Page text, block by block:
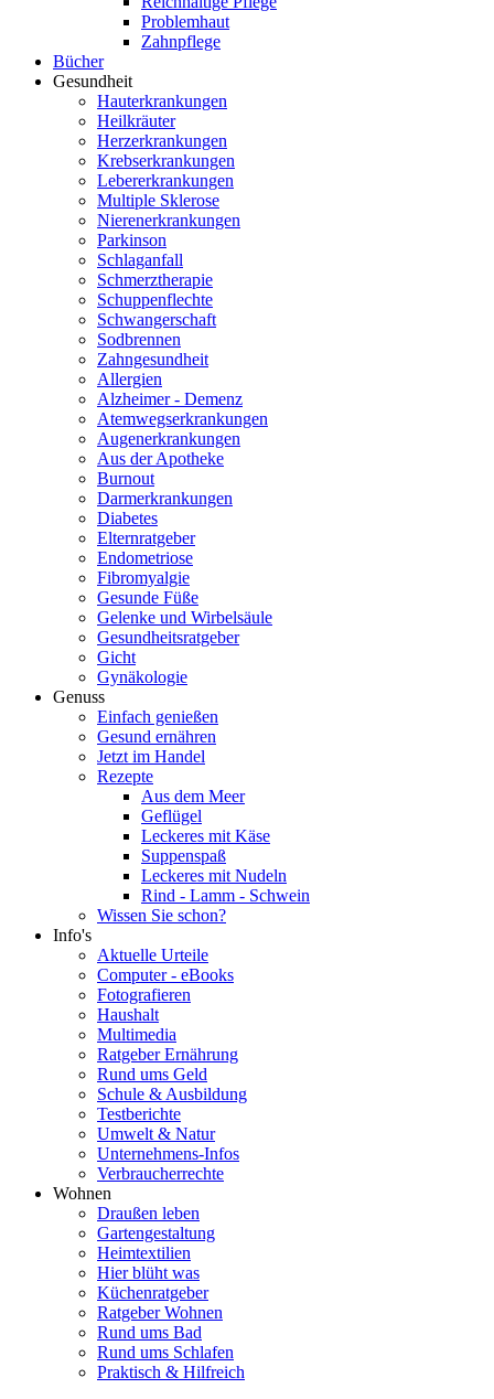
Problemhaut
Zahnpflege
Bücher
Gesundheit
Hauterkrankungen
Heilkräuter
Herzerkrankungen
Krebserkrankungen
Lebererkrankungen
Multiple Sklerose
Nierenerkrankungen
Parkinson
Schlaganfall
Schmerztherapie
Schuppenflechte
Schwangerschaft
Sodbrennen
Zahngesundheit
Allergien
Alzheimer - Demenz
Atemwegserkrankungen
Augenerkrankungen
Aus der Apotheke
Burnout
Darmerkrankungen
Diabetes
Elternratgeber
Endometriose
Fibromyalgie
Gesunde Füße
Gelenke und Wirbelsäule
Gesundheitsratgeber
Gicht
Gynäkologie
Genuss
Einfach genießen
Gesund ernähren
Jetzt im Handel
Rezepte
Aus dem Meer
Geflügel
Leckeres mit Käse
Suppenspaß
Leckeres mit Nudeln
Rind - Lamm - Schwein
Wissen Sie schon?
Info's
Aktuelle Urteile
Computer - eBooks
Fotografieren
Haushalt
Multimedia
Ratgeber Ernährung
Rund ums Geld
Schule & Ausbildung
Testberichte
Umwelt & Natur
Unternehmens-Infos
Verbraucherrechte
Wohnen
Draußen leben
Gartengestaltung
Heimtextilien
Hier blüht was
Küchenratgeber
Ratgeber Wohnen
Rund ums Bad
Rund ums Schlafen
Praktisch & Hilfreich